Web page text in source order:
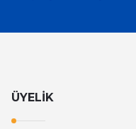
ÜYELİK